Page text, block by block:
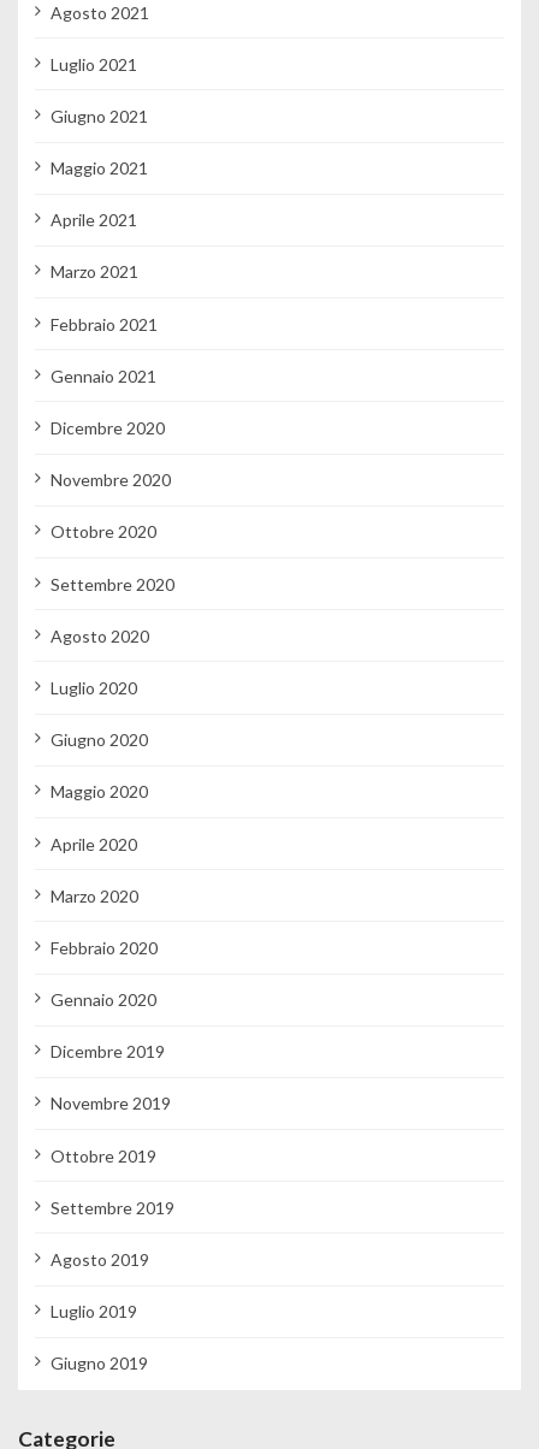
Agosto 2021
Luglio 2021
Giugno 2021
Maggio 2021
Aprile 2021
Marzo 2021
Febbraio 2021
Gennaio 2021
Dicembre 2020
Novembre 2020
Ottobre 2020
Settembre 2020
Agosto 2020
Luglio 2020
Giugno 2020
Maggio 2020
Aprile 2020
Marzo 2020
Febbraio 2020
Gennaio 2020
Dicembre 2019
Novembre 2019
Ottobre 2019
Settembre 2019
Agosto 2019
Luglio 2019
Giugno 2019
Categorie